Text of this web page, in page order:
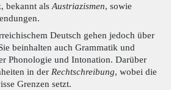
bekannt als Austriazismen, sowie
Deutsch gehen jedoch über
beinhalten auch Grammatik und
Phonologie und Intonation. Darüber
in der Rechtschreibung, wobei die
Grenzen setzt.